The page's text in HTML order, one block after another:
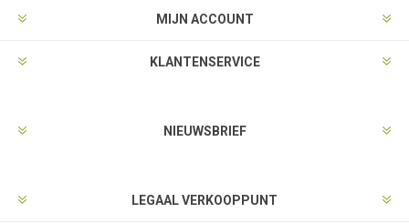
MIJN ACCOUNT
KLANTENSERVICE
NIEUWSBRIEF
LEGAAL VERKOOPPUNT